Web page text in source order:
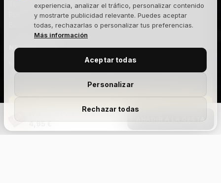
experiencia, analizar el tráfico, personalizar contenido
y mostrarte publicidad relevante. Puedes aceptar
todas, rechazarlas o personalizar tus preferencias.
Más información
Rechazar todas
Personalizar
Aceptar todas
Professor Puzzle: Matchbox The Cross
4,95 €
AÑADIR A LA CESTA
Términos y condiciones
Política de cookies
NEWSLETTER
Novedades, lanzamientos y ofertas exclusivas. Sin spam.
Suscribirme
comerciales.